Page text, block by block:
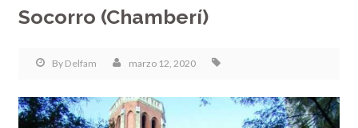
Socorro (Chamberí)
By Delfam marzo 12, 2020